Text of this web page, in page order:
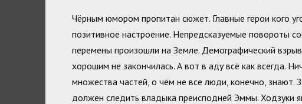
Чёрным юмором пропитан сюжет. Главные герои кого
позитивное настроение. Непредсказуемые повороты
перемены произошли на Земле. Демографический
хорошим не закончилась. А вот в аду всё как всегда.
множества частей, о чём не все люди, конечно, знают.
должен следить владыка преисподней Эммы. Ходзуки